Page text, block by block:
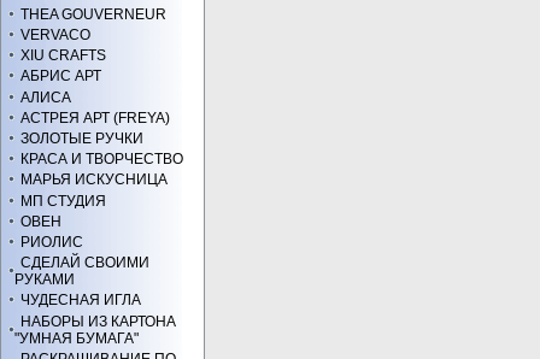
THEA GOUVERNEUR
VERVACO
XIU CRAFTS
АБРИС АРТ
АЛИСА
АСТРЕЯ АРТ (FREYA)
ЗОЛОТЫЕ РУЧКИ
КРАСА И ТВОРЧЕСТВО
МАРЬЯ ИСКУСНИЦА
МП СТУДИЯ
ОВЕН
РИОЛИС
СДЕЛАЙ СВОИМИ
РУКАМИ
ЧУДЕСНАЯ ИГЛА
НАБОРЫ ИЗ КАРТОНА
"УМНАЯ БУМАГА"